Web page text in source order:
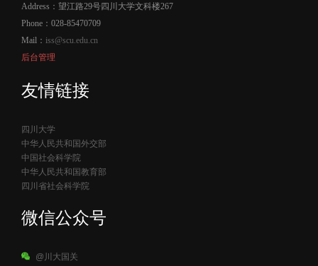
Address：望江路29号四川大学文科楼267
Phone：028-85470709
Mail： iss@scu.edu.cn
后台管理
友情链接
四川大学
中华人民共和国外交部
中国社会科学院
中华人民共和国教育部
四川省社会科学院
微信公众号
@川大国关